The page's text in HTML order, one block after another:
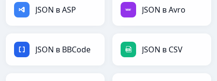
JSON в ASP JSON в Avro
JSON в BBCode JSON в CSV